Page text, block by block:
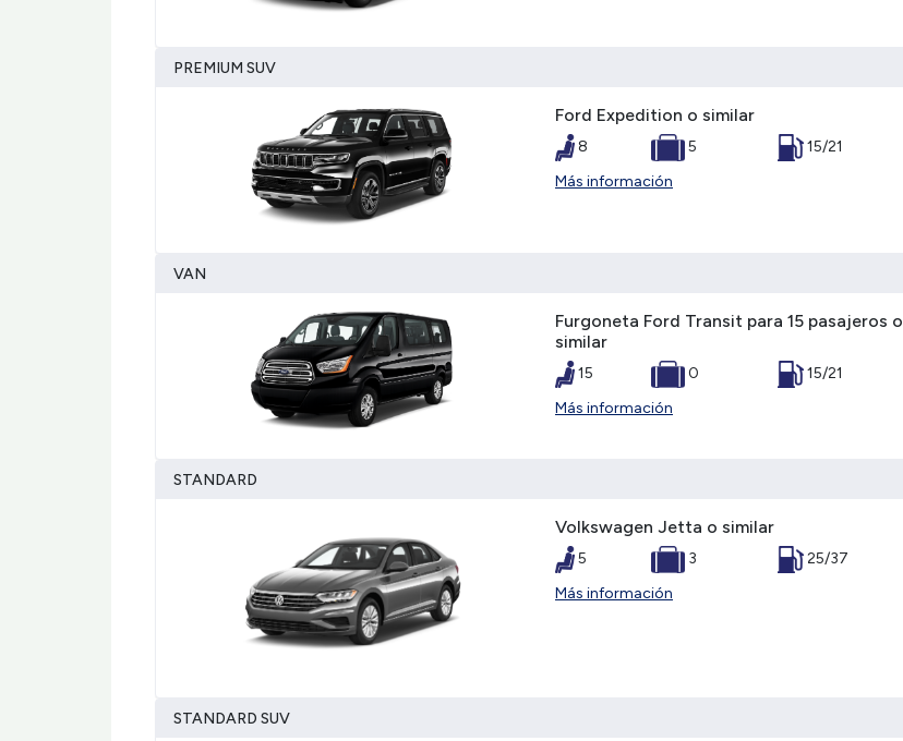
PREMIUM SUV
Ford Expedition o similar
8 5
15/21
Más información
VAN
Furgoneta Ford Transit para 15 pasajeros o
similar
15 0
15/21
Más información
STANDARD
Volkswagen Jetta o similar
5 3
25/37
Más información
STANDARD SUV